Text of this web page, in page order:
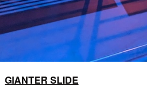
GIANTER SLIDE